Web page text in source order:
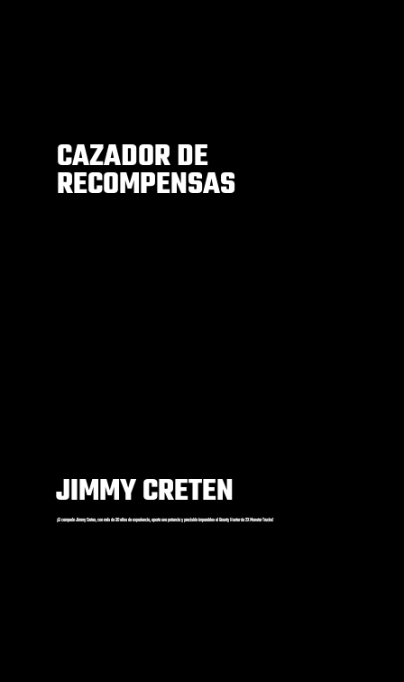
CAZADOR DE
RECOMPENSAS
JIMMY CRETEN
¡El campeón Jimmy Creten, con más de 30 años de experiencia, aporta una potencia y precisión imparables al Bounty Hunter de 2X Monster Trucks!